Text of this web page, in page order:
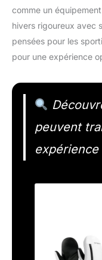
comme un
hivers rigoureux avec
pensées pour les
pour une expérience
peuvent